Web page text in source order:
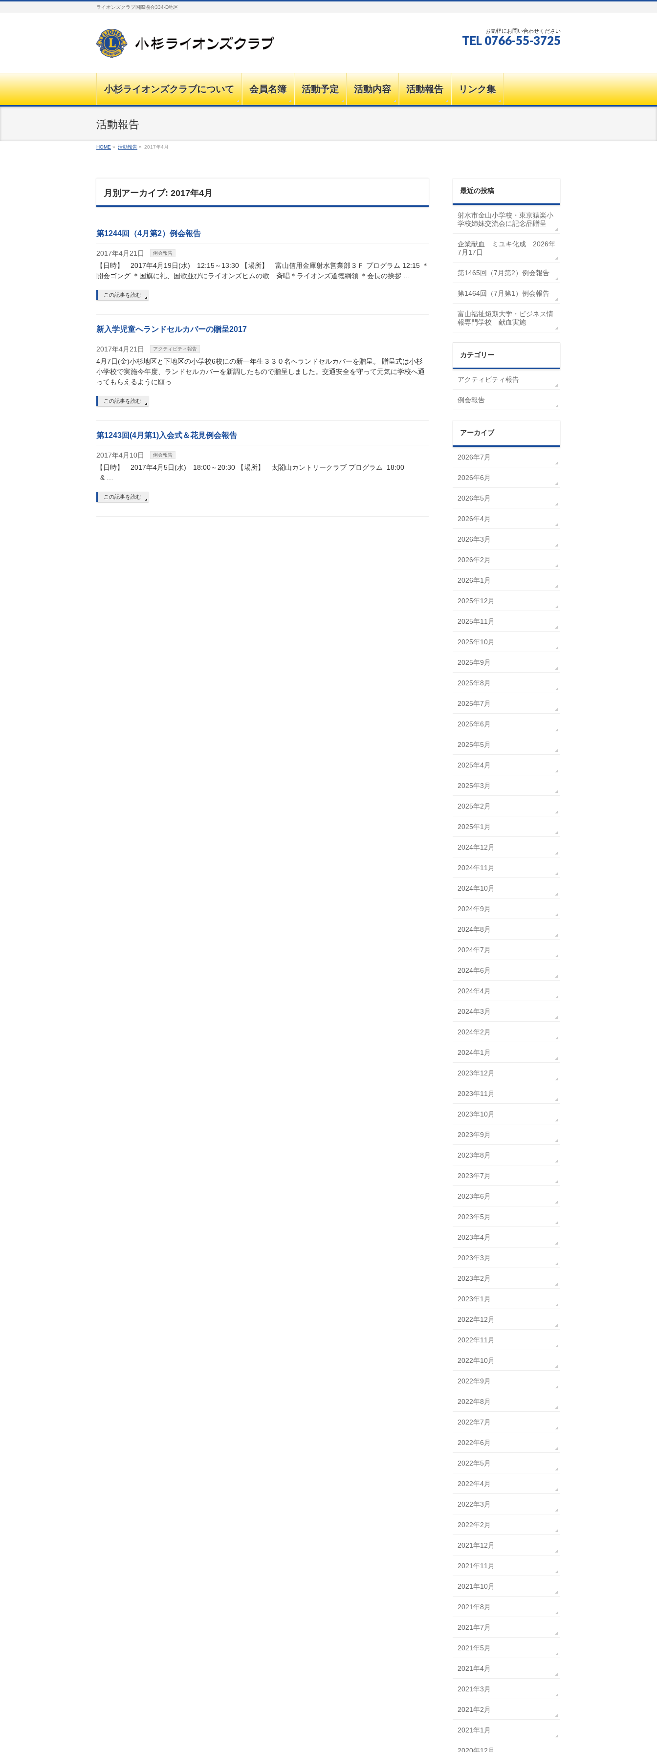
ライオンズクラブ国際協会334-D地区
お気軽にお問い合わせください
TEL 0766-55-3725
小杉ライオンズクラブについて 会員名簿 活動予定 活動内容 活動報告 リンク集
活動報告
HOME » 活動報告 » 2017年4月
月別アーカイブ: 2017年4月
第1244回（4月第2）例会報告
2017年4月21日 例会報告
【日時】 2017年4月19日(水) 12:15～13:30 【場所】 富山信用金庫射水営業部３Ｆ プログラム 12:15 ＊
開会ゴング ＊国旗に礼、国歌並びにライオンズヒムの歌 斉唱＊ライオンズ道徳綱領 ＊会長の挨拶 …
この記事を読む
新入学児童へランドセルカバーの贈呈2017
2017年4月21日 アクティビティ報告
4月7日(金)小杉地区と下地区の小学校6校にの新一年生３３０名へランドセルカバーを贈呈。 贈呈式は小杉
小学校で実施今年度、ランドセルカバーを新調したもので贈呈しました。交通安全を守って元気に学校へ通
ってもらえるように願っ …
この記事を読む
第1243回(4月第1)入会式＆花見例会報告
2017年4月10日 例会報告
【日時】 2017年4月5日(水) 18:00～20:30 【場所】 太閤山カントリークラブ プログラム 18:00
& …
この記事を読む
最近の投稿
射水市金山小学校・東京猿楽小
学校姉妹交流会に記念品贈呈
企業献血 ミユキ化成 2026年
7月17日
第1465回（7月第2）例会報告
第1464回（7月第1）例会報告
富山福祉短期大学・ビジネス情
報専門学校 献血実施
カテゴリー
アクティビティ報告
例会報告
アーカイブ
2026年7月
2026年6月
2026年5月
2026年4月
2026年3月
2026年2月
2026年1月
2025年12月
2025年11月
2025年10月
2025年9月
2025年8月
2025年7月
2025年6月
2025年5月
2025年4月
2025年3月
2025年2月
2025年1月
2024年12月
2024年11月
2024年10月
2024年9月
2024年8月
2024年7月
2024年6月
2024年4月
2024年3月
2024年2月
2024年1月
2023年12月
2023年11月
2023年10月
2023年9月
2023年8月
2023年7月
2023年6月
2023年5月
2023年4月
2023年3月
2023年2月
2023年1月
2022年12月
2022年11月
2022年10月
2022年9月
2022年8月
2022年7月
2022年6月
2022年5月
2022年4月
2022年3月
2022年2月
2021年12月
2021年11月
2021年10月
2021年8月
2021年7月
2021年5月
2021年4月
2021年3月
2021年2月
2021年1月